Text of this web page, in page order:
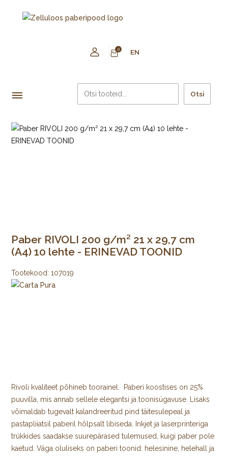
0 EN
Otsi
Paber RIVOLI 200 g/m² 21 x 29,7 cm
(A4) 10 lehte - ERINEVAD TOONID
Tootekood: 107019
Rivoli kvaliteet põhineb toorainel. Paberi koostises on 25%
puuvilla, mis annab sellele elegantsi ja toonisügavuse. Lisaks
võimaldab tugevalt kalandreeritud pind täitesulepeal ja
pastapliiatsil paberil hõlpsalt libiseda. Inkjet ja laserprinteriga
trükkides saadakse suurepärased tulemused, kuigi paber pole
kaetud. Väga oluliseks on paberi toonid: helesinine, helehall ja